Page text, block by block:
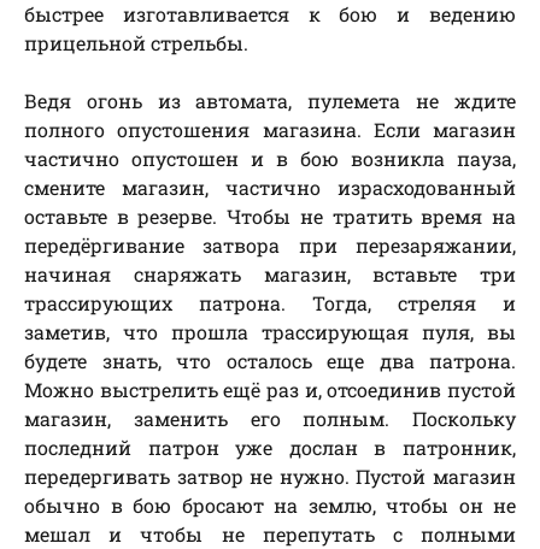
быстрее изготавливается к бою и ведению
прицельной стрельбы.
Ведя огонь из автомата, пулемета не ждите
полного опустошения магазина. Если магазин
частично опустошен и в бою возникла пауза,
смените магазин, частично израсходованный
оставьте в резерве. Чтобы не тратить время на
передёргивание затвора при перезаряжании,
начиная снаряжать магазин, вставьте три
трассирующих патрона. Тогда, стреляя и
заметив, что прошла трассирующая пуля, вы
будете знать, что осталось еще два патрона.
Можно выстрелить ещё раз и, отсоединив пустой
магазин, заменить его полным. Поскольку
последний патрон уже дослан в патронник,
передергивать затвор не нужно. Пустой магазин
обычно в бою бросают на землю, чтобы он не
мешал и чтобы не перепутать с полными